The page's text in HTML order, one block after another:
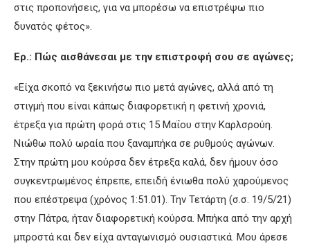
στις προπονήσεις, για να μπορέσω να επιστρέψω πιο
δυνατός φέτος».
Ερ.: Πώς αισθάνεσαι με την επιστροφή σου σε αγώνες;
«Είχα σκοπό να ξεκινήσω πιο μετά αγώνες, αλλά από τη
στιγμή που είναι κάπως διαφορετική η φετινή χρονιά,
έτρεξα για πρώτη φορά στις 15 Μαΐου στην Καρλσρούη.
Νιώθω πολύ ωραία που ξαναμπήκα σε ρυθμούς αγώνων.
Στην πρώτη μου κούρσα δεν έτρεξα καλά, δεν ήμουν όσο
συγκεντρωμένος έπρεπε, επειδή ένιωθα πολύ χαρούμενος
που επέστρεψα (χρόνος 1:51.01). Την Τετάρτη (σ.σ. 19/5/21)
στην Πάτρα, ήταν διαφορετική κούρσα. Μπήκα από την αρχή
μπροστά και δεν είχα ανταγωνισμό ουσιαστικά. Μου άρεσε